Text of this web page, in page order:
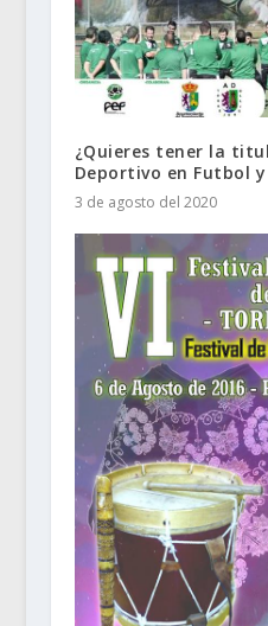
¿Quieres tener la
Deportivo en Futbol
3 de agosto del 2020